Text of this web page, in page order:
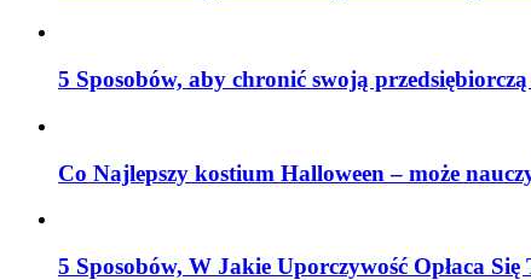
5 Sposobów, aby chronić swoją przedsiębiorczą
Co Najlepszy kostium Halloween – może
5 Sposobów, W Jakie Uporczywość Opłaca